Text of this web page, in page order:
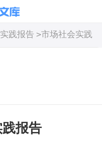
实践报告 >市场社会实践
报告